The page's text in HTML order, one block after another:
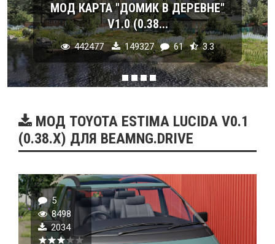
МОД КАРТА "ДОМИК В ДЕРЕВНЕ"
V1.0 (0.38...
442477 149327 61 3.3
МОД TOYOTA ESTIMA LUCIDA V0.1
(0.38.X) ДЛЯ BEAMNG.DRIVE
5
8498
2034